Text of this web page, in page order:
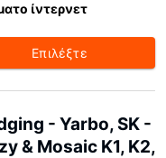
ίντερνετ
Επιλέξτε
- Yarbo, SK -
& Mosaic K1, K2,